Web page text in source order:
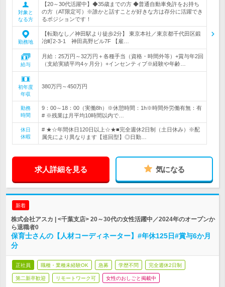
対象と
なる方
【20～30代活躍中】◆35歳までの方 ◆普通自動車免許をお持ち
の方（AT限定可）※誰かと話すことが好きな方は存分に活躍でき
るポジションです！
勤務地
【転勤なし／神田駅より徒歩2分】 東京本社／東京都千代田区鍛
冶町2-3-1 神田高野ビル7F 【雇…
給与
月給：25万円～32万円＋各種手当（資格・時間外等）+賞与年2回
（支給実績平均4ヶ月分）+インセンティブ※経験や年齢…
初年度
年収
380万円～450万円
勤務
時間
9：00～18：00（実働8h）※休憩時間：1h※時間外労働有無：有
# ※残業は月平均10時間以内で…
休日
休暇
# ★☆年間休日120日以上☆★■完全週休2日制（土日休み）※配
属先により異なります【巡回型】◎日勤…
求人詳細を見る 気になる
新着
株式会社アスカ | <千葉支店> 20～30代の女性活躍中／2024年のオープンか
ら退職者0
保育士さんの【人材コーディネーター】#年休125日#賞与6か月
分
正社員 職種・業種未経験OK 急募 学歴不問 完全週休2日制
第二新卒歓迎 リモートワーク可 女性のおしごと掲載中